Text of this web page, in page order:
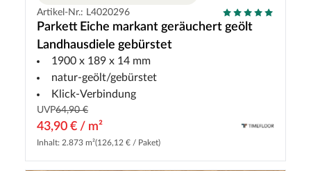
Artikel-Nr.: L4020296
Parkett Eiche markant geräuchert geölt
Landhausdiele gebürstet
1900 x 189 x 14 mm
natur-geölt/gebürstet
Klick-Verbindung
UVP64,90 €
43,90 € / m²
Inhalt: 2.873 m²(126,12 € / Paket)